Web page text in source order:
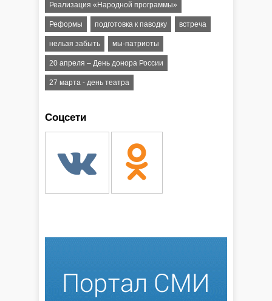
Реализация «Народной программы»
Реформы подготовка к паводку встреча
нельзя забыть мы-патриоты
20 апреля – День донора России
27 марта - день театра
Соцсети